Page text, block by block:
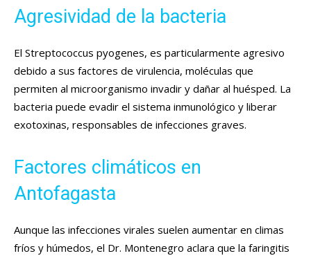
Agresividad de la bacteria
El Streptococcus pyogenes, es particularmente agresivo
debido a sus factores de virulencia, moléculas que
permiten al microorganismo invadir y dañar al huésped. La
bacteria puede evadir el sistema inmunológico y liberar
exotoxinas, responsables de infecciones graves.
Factores climáticos en
Antofagasta
Aunque las infecciones virales suelen aumentar en climas
fríos y húmedos, el Dr. Montenegro aclara que la faringitis